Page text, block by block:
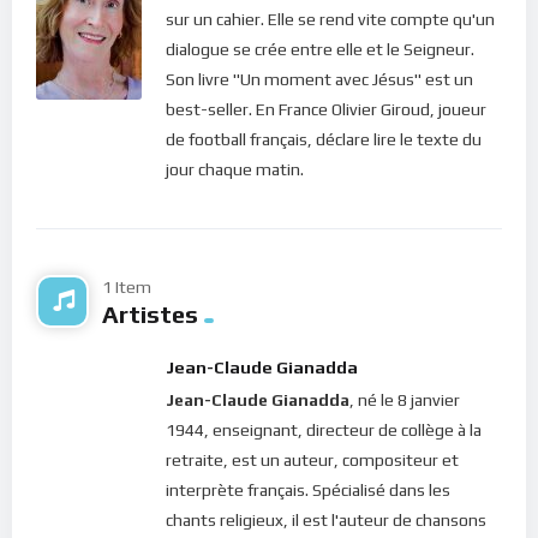
afin que ce que vous demanderez au Père en mon nom, il
vous le donne” (Jean 15.16). Si nous voulons goûter à la
véritable vie, celle d’où jaillit le miel et le lait, nous n’avons pas
le choix que nous laisser mourir à nos mauvais penchants.
C’est donc par toutes ces circonstances difficiles que nous
devons franchir, que Dieu nous mallée afin de faire de nous
chaque instant, la main de Dieu qui nous conduit sur les
sentiers de la vie éternelle ?
Chers frères et soeurs, l’oeuvre du Seigneur en chacun de
nous est concrète et palpable. Mais elle n’outrepasse jamais
notre propre volonté. Voilà pourquoi le Christ nous invite
aujourd’hui à comprendre le bien-fondé de son appel : “viens
à moi, abandonne ta vie entre mes mains et je la
faconnerai à ma manière; ainsi tu porteras du bon fruit
sur un cahier. Elle se rend vite compte qu'un
dialogue se crée entre elle et le Seigneur.
Son livre "Un moment avec Jésus" est un
best-seller. En France Olivier Giroud, joueur
de football français, déclare lire le texte du
jour chaque matin.
1 Item
Artistes
Jean-Claude Gianadda
Jean-Claude Gianadda , né le 8 janvier
1944, enseignant, directeur de collège à la
retraite, est un auteur, compositeur et
interprète français. Spécialisé dans les
chants religieux, il est l'auteur de chansons